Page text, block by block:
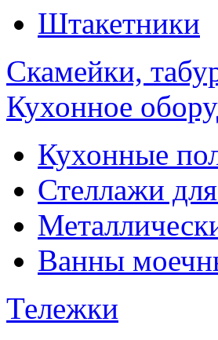
Штакетники
Скамейки,
Кухонное
Кухонные
Стеллажи
Ванны
Тележки